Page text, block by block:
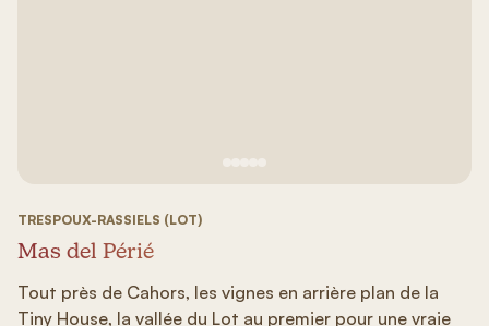
TRESPOUX-RASSIELS (LOT)
Mas del Périé
Tout près de Cahors, les vignes en arrière plan de la
Tiny House, la vallée du Lot au premier pour une vraie